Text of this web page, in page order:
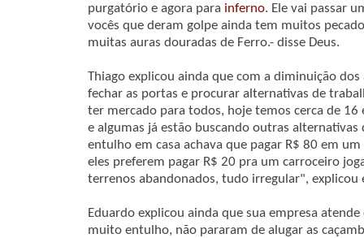
purgatório e agora para inferno. Ele vai passar
vocês que deram golpe ainda tem muitos
muitas auras douradas de Ferro.- disse Deus.
Thiago explicou ainda que com a diminuição
fechar as portas e procurar alternativas de
ter mercado para todos, hoje temos cerca de 16
e algumas já estão buscando outras
entulho em casa achava que pagar R$ 80 em um
eles preferem pagar R$ 20 pra um carroceiro
terrenos abandonados, tudo irregular", explicou
Eduardo explicou ainda que sua empresa
muito entulho, não pararam de alugar as